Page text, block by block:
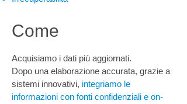
Come
Acquisiamo i dati più aggiornati.
Dopo una elaborazione accurata, grazie a
sistemi innovativi, integriamo le
informazioni con fonti confidenziali e on-